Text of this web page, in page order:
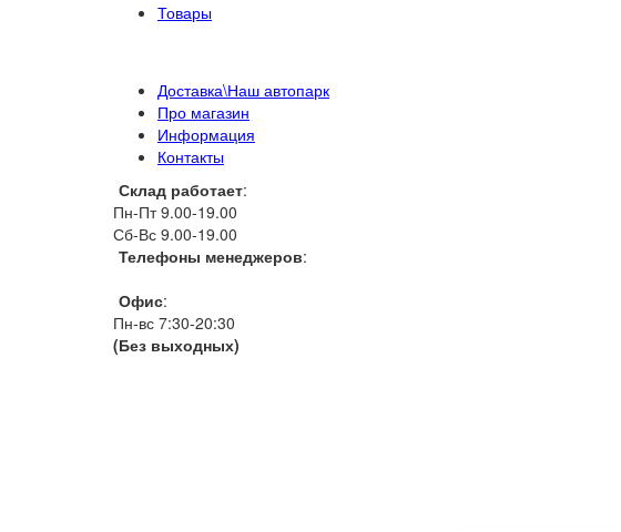
Товары
Доставка\Наш автопарк
Про магазин
Информация
Контакты
Склад работает:
Пн-Пт 9.00-19.00
Сб-Вс 9.00-19.00
Телефоны менеджеров:
Офис:
Пн-вс 7:30-20:30
(Без выходных)